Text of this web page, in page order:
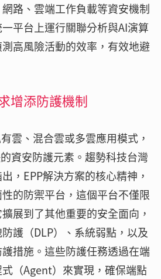
路、雲端工作負載等資安機制
平台上運行關聯分析與AI演算
高風險活動的效率，有效地避
增添防護機制
雲、混合雲或多雲應用模式，
資安防護元素。趨勢科技台灣
，EPP解決方案的核心精神，
的防禦平台，這個平台不僅限
展到了其他重要的安全面向，
護（DLP）、系統弱點，以及
措施。這些防護任務透過在端
（Agent）來實現，確保端點